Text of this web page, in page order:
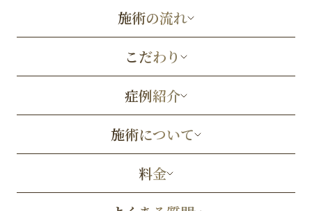
施術の流れ
こだわり
症例紹介
施術について
料金